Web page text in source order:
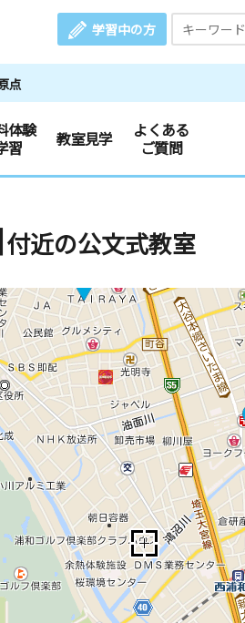
学習中の方
点
体験
習
教室見学
よくある
ご質問
付近の公文式教室